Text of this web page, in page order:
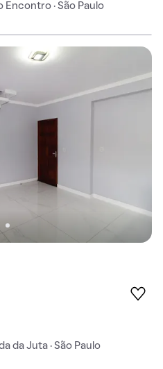
Encontro · São Paulo
da Juta · São Paulo